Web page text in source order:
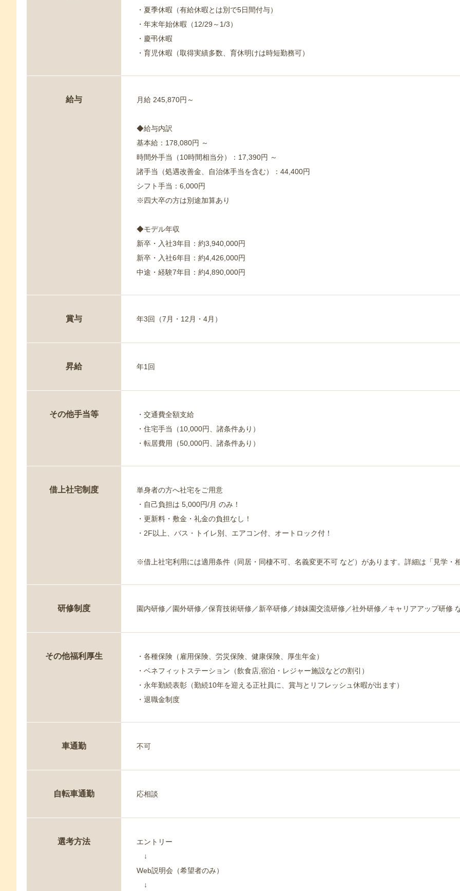
・夏季休暇（有給休暇とは別で5日間付与）
・年末年始休暇（12/29～1/3）
・慶弔休暇
・育児休暇（取得実績多数、育休明けは時短勤務可）
給与 月給 245,870円～
◆給与内訳
基本給：178,080円 ～
時間外手当（10時間相当分）：17,390円 ～
諸手当（処遇改善金、自治体手当を含む）：44,400円
シフト手当：6,000円
※四大卒の方は別途加算あり
◆モデル年収
新卒・入社3年目：約3,940,000円
新卒・入社6年目：約4,426,000円
中途・経験7年目：約4,890,000円
賞与 年3回（7月・12月・4月）
昇給 年1回
その他手当等
・交通費全額支給
・住宅手当（10,000円、諸条件あり）
・転居費用（50,000円、諸条件あり）
借上社宅制度
単身者の方へ社宅をご用意
・自己負担は 5,000円/月 のみ！
・更新料・敷金・礼金の負担なし！
・2F以上、バス・トイレ別、エアコン付、オートロック付！
※借上社宅利用には適用条件（同居・同棲不可、名義変更不可 など）があります。詳細は「見学・
研修制度 園内研修／園外研修／保育技術研修／新卒研修／姉妹園交流研修／社外研修／キャリアアップ研修
その他福利厚生
・各種保険（雇用保険、労災保険、健康保険、厚生年金）
・ベネフィットステーション（飲食店,宿泊・レジャー施設などの割引）
・永年勤続表彰（勤続10年を迎える正社員に、賞与とリフレッシュ休暇が出ます）
・退職金制度
車通勤 不可
自転車通勤 応相談
選考方法
エントリー
↓
Web説明会（希望者のみ）
↓